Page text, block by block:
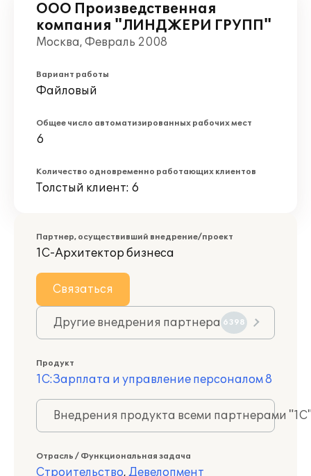
ООО Произведственная
компания "ЛИНДЖЕРИ ГРУПП"
Москва, Февраль 2008
Вариант работы
Файловый
Общее число автоматизированных рабочих мест
6
Количество одновременно работающих клиентов
Толстый клиент: 6
Партнер, осуществивший внедрение/проект
1С-Архитектор бизнеса
Связаться
Другие внедрения партнера 6398
Продукт
1С:Зарплата и управление персоналом 8
Внедрения продукта всеми партнерами
Отрасль / Функциональная задача
Строительство, Девелопмент